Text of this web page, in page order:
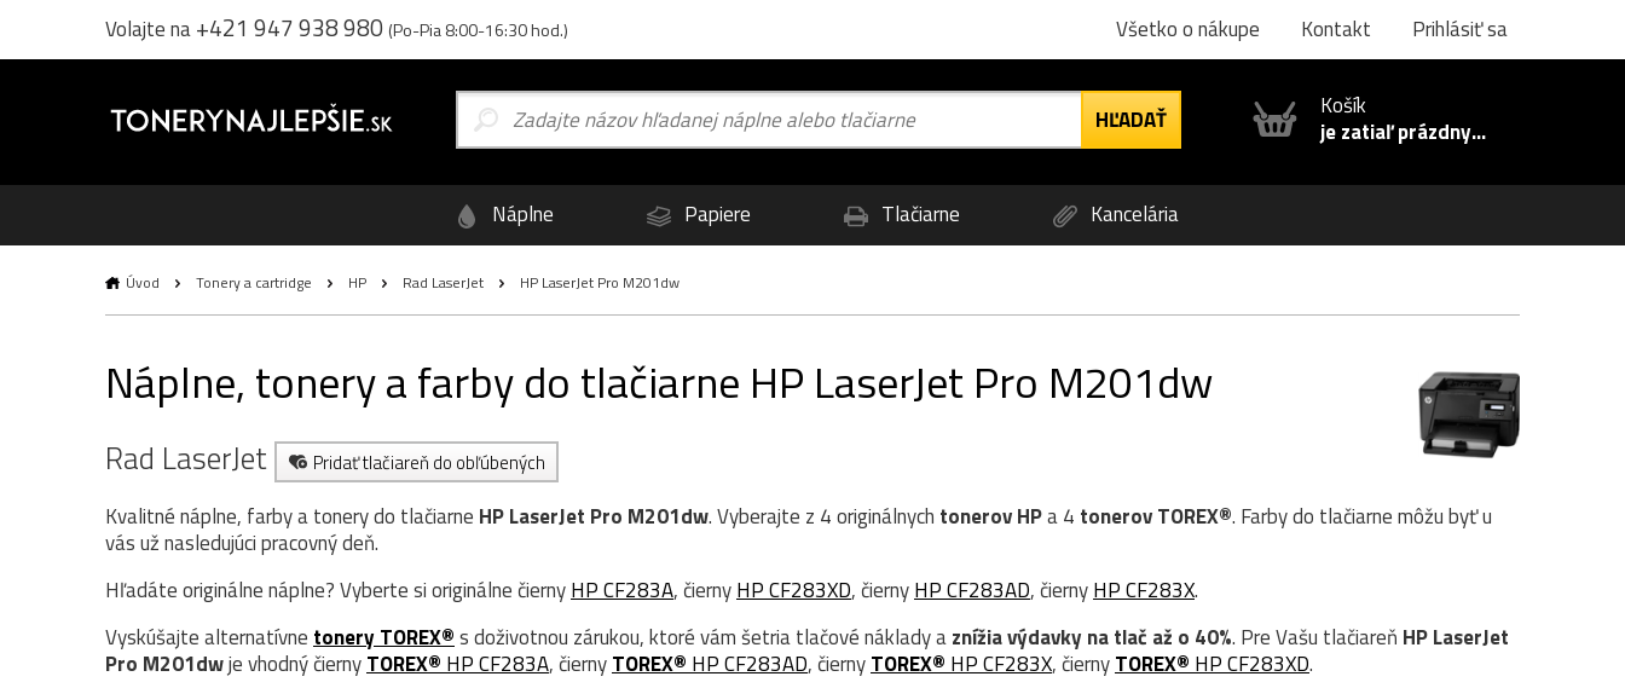
Volajte na+421 947 938 980 (Po-Pia 8:00-16:30 hod.) Všetko o nákupe Kontakt Prihlásiť sa
Košík
je zatiaľ prázdny...
Náplne Papiere Tlačiarne Kancelária
Úvod Tonery a cartridge HP Rad LaserJet HP LaserJet Pro M201dw
Náplne, tonery a farby do tlačiarne HP LaserJet Pro M201dw
Rad LaserJet Pridať tlačiareň do obľúbených
Kvalitné náplne, farby a tonery do tlačiarne HP LaserJet Pro M201dw. Vyberajte z 4 originálnych tonerovHPa 4 tonerov TOREX®. Farby do tlačiarne môžu byť u
vás už nasledujúci pracovný deň.
Hľadáte originálne náplne? Vyberte si originálne čiernyHP CF283A, čiernyHP CF283XD, čiernyHP CF283AD, čiernyHP CF283X.
Vyskúšajte alternatívne tonery TOREX®s doživotnou zárukou, ktoré vám šetria tlačové náklady aznížia výdavky na tlač až o 40%. Pre Vašu tlačiareň HP LaserJet
Pro M201dwje vhodný čiernyTOREX® HP CF283A, čiernyTOREX® HP CF283AD, čiernyTOREX® HP CF283X, čiernyTOREX® HP CF283XD.